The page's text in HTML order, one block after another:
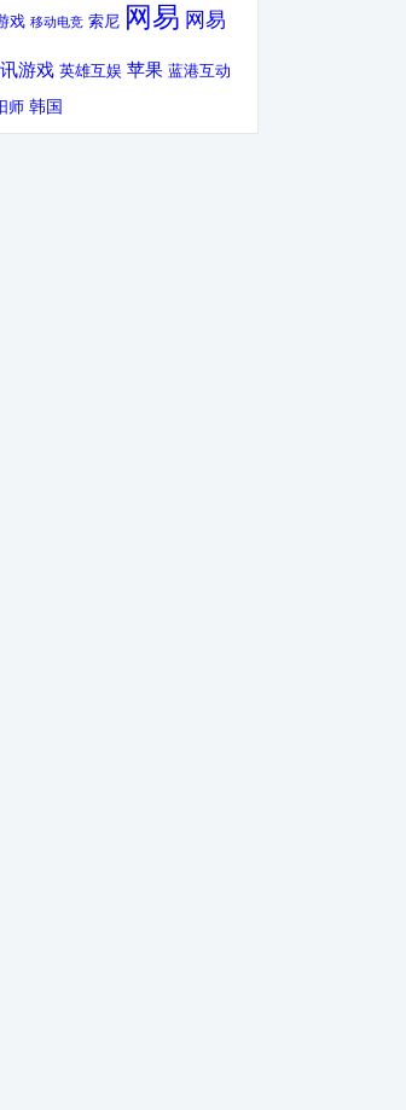
戏 移动电竞 索尼 网易 网易
游戏 英雄互娱 苹果 蓝港互动
师 韩国